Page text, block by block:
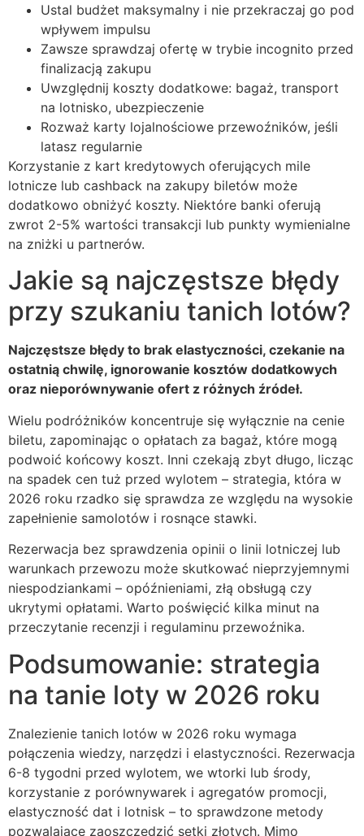
Ustal budżet maksymalny i nie przekraczaj go pod
wpływem impulsu
Zawsze sprawdzaj ofertę w trybie incognito przed
finalizacją zakupu
Uwzględnij koszty dodatkowe: bagaż, transport
na lotnisko, ubezpieczenie
Rozważ karty lojalnościowe przewoźników, jeśli
latasz regularnie
Korzystanie z kart kredytowych oferujących mile
lotnicze lub cashback na zakupy biletów może
dodatkowo obniżyć koszty. Niektóre banki oferują
zwrot 2-5% wartości transakcji lub punkty wymienialne
na zniżki u partnerów.
Jakie są najczęstsze błędy
przy szukaniu tanich lotów?
Najczęstsze błędy to brak elastyczności, czekanie na
ostatnią chwilę, ignorowanie kosztów dodatkowych
oraz nieporównywanie ofert z różnych źródeł.
Wielu podróżników koncentruje się wyłącznie na cenie
biletu, zapominając o opłatach za bagaż, które mogą
podwoić końcowy koszt. Inni czekają zbyt długo, licząc
na spadek cen tuż przed wylotem – strategia, która w
2026 roku rzadko się sprawdza ze względu na wysokie
zapełnienie samolotów i rosnące stawki.
Rezerwacja bez sprawdzenia opinii o linii lotniczej lub
warunkach przewozu może skutkować nieprzyjemnymi
niespodziankami – opóźnieniami, złą obsługą czy
ukrytymi opłatami. Warto poświęcić kilka minut na
przeczytanie recenzji i regulaminu przewoźnika.
Podsumowanie: strategia
na tanie loty w 2026 roku
Znalezienie tanich lotów w 2026 roku wymaga
połączenia wiedzy, narzędzi i elastyczności. Rezerwacja
6-8 tygodni przed wylotem, we wtorki lub środy,
korzystanie z porównywarek i agregatów promocji,
elastyczność dat i lotnisk – to sprawdzone metody
pozwalające zaoszczędzić setki złotych. Mimo